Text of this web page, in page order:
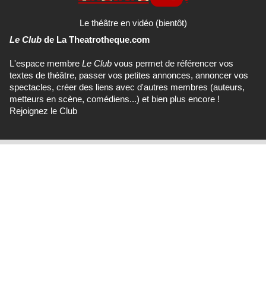
Le théâtre en vidéo (bientôt)
Le Club de La Theatrotheque.com
L'espace membre Le Club vous permet de référencer vos
textes de théâtre, passer vos petites annonces, annoncer vos
spectacles, créer des liens avec d'autres membres (auteurs,
metteurs en scène, comédiens...) et bien plus encore !
Rejoignez le Club